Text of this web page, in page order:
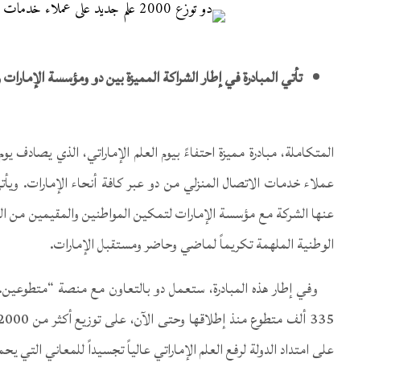
تأتي المبادرة في إطار الشراكة المميزة بين دو ومؤسسة الإمارات
عملاء خدمات الاتصال المنزلي من دو عبر كافة أنحاء الإمارات.
عنها الشركة مع مؤسسة الإمارات لتمكين المواطنين والمقيمين من
الوطنية الملهمة تكريماً لماضي وحاضر ومستقبل الإمارات.
وفي إطار هذه المبادرة، ستعمل دو بالتعاون مع منصة
على امتداد الدولة لرفع العلم الإماراتي عالياً تجسيداً للمعاني التي